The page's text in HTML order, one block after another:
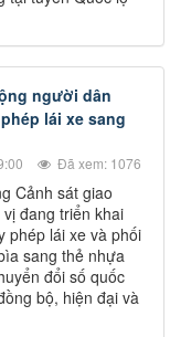
người dân
lái xe sang
Đã xem: 1076
Cảnh sát giao
đang triển khai
phép lái xe và phối
sang thẻ nhựa
đổi số quốc
bộ, hiện đại và